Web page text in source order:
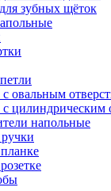
зубных щёток
овальным
цилиндрическим
напольные